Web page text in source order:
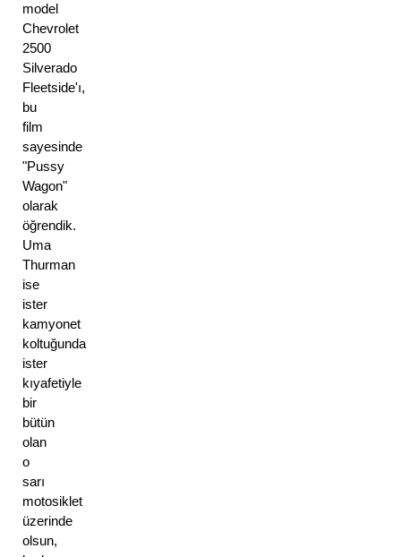
model
Chevrolet
2500
Silverado
Fleetside'ı,
bu
film
sayesinde
"Pussy
Wagon"
olarak
öğrendik.
Uma
Thurman
ise
ister
kamyonet
koltuğunda
ister
kıyafetiyle
bir
bütün
olan
o
sarı
motosiklet
üzerinde
olsun,